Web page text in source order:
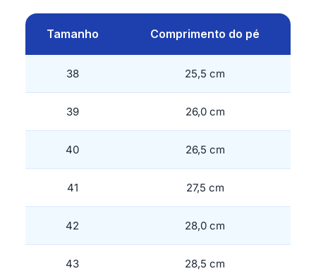
Tamanho Comprimento do pé
38 25,5 cm
39 26,0 cm
40 26,5 cm
41 27,5 cm
42 28,0 cm
43 28,5 cm